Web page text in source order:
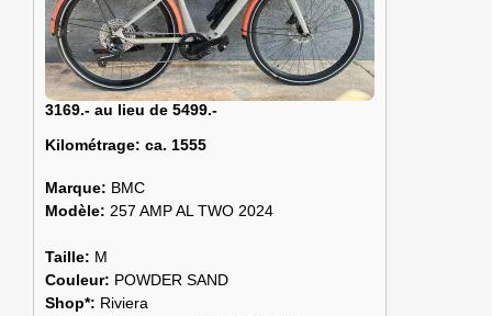
3169.- au lieu de 5499.-
Kilométrage: ca. 1555
Marque: BMC
Modèle: 257 AMP AL TWO 2024
Taille: M
Couleur: POWDER SAND
Shop*: Riviera